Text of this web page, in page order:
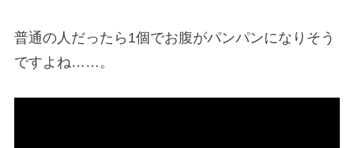
普通の人だったら1個でお腹がパンパンになりそう
ですよね……。